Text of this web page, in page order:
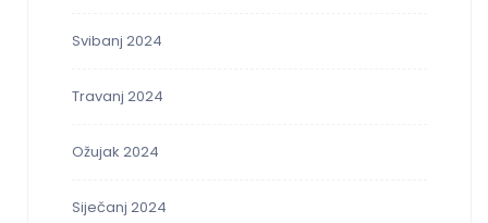
Svibanj 2024
Travanj 2024
Ožujak 2024
Siječanj 2024